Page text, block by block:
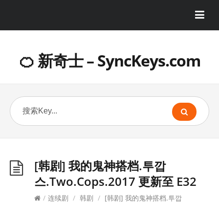
🍊 新奇士 – SyncKeys.com
[韩剧] 我的鬼神搭档.투깝
스.Two.Cops.2017 更新至 E32
/ 连续剧 / 韩剧 / [韩剧] 我的鬼神搭档.투깝